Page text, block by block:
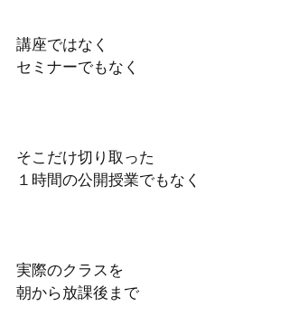
講座ではなく
セミナーでもなく
そこだけ切り取った
１時間の公開授業でもなく
実際のクラスを
朝から放課後まで